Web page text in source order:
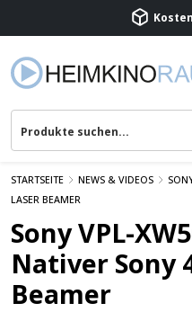
STARTSEITE NEWS & VIDEOS
LASER BEAMER
Sony VPL-
Nativer Sony
Beamer